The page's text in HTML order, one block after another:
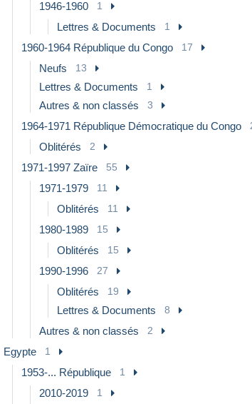
1946-1960 1
Lettres & Documents 1
1960-1964 République du Congo 17
Neufs 13
Lettres & Documents 1
Autres & non classés 3
1964-1971 République Démocratique du Congo
Oblitérés 2
1971-1997 Zaïre 55
1971-1979 11
Oblitérés 11
1980-1989 15
Oblitérés 15
1990-1996 27
Oblitérés 19
Lettres & Documents 8
Autres & non classés 2
Egypte 1
1953-... République 1
2010-2019 1